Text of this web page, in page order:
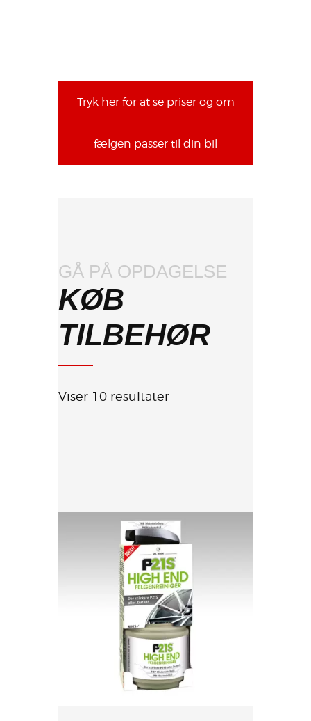
Tryk her for at se priser og om
fælgen passer til din bil
GÅ PÅ OPDAGELSE
KØB
TILBEHØR
Viser 10 resultater